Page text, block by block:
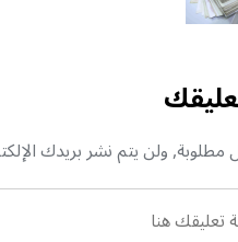
ولن يتم نشر بريدك